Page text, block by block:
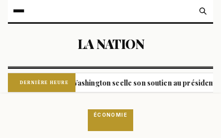
LA NATION
DERNIÈRE HEURE
| Washington scelle son soutien au président
ÉCONOMIE